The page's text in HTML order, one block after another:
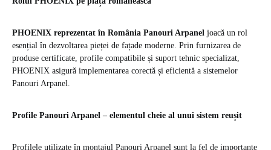
PHOENIX reprezentat în România Panouri Arpanel joacă un rol
esențial în dezvoltarea pieței de fațade moderne. Prin furnizarea de
produse certificate, profile compatibile și suport tehnic specializat,
PHOENIX asigură implementarea corectă și eficientă a sistemelor
Panouri Arpanel.
Profile Panouri Arpanel – elementul cheie al unui sistem reușit
Profilele utilizate în montajul Panouri Arpanel sunt la fel de importante